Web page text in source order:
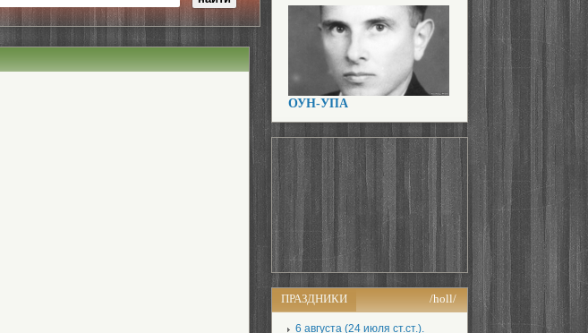
ОУН-УПА
ПРАЗДНИКИ /holl/
6 августа (24 июля ст.ст.).